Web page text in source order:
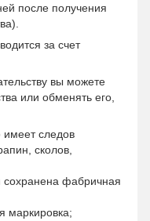
после получения
за счет
вы можете
или обменять его,
имеет следов
сколов,
сохранена фабричная
маркировка;